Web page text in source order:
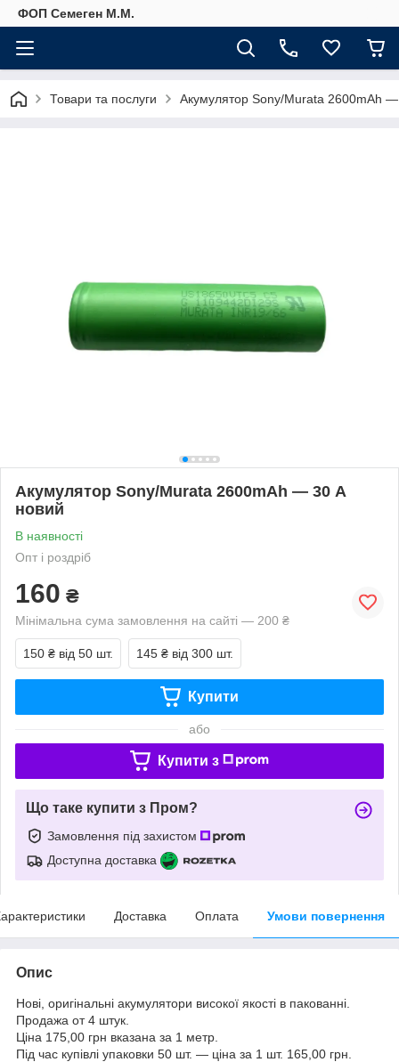
ФОП Семеген М.М.
Товари та послуги Акумулятор Sony/Murata 2600mAh
Акумулятор Sony/Murata 2600mAh — 30 А
новий
В наявності
Опт і роздріб
160 ₴
Мінімальна сума замовлення на сайті — 200 ₴
150 ₴ від 50 шт. 145 ₴ від 300 шт.
Купити
або
Купити з
Що таке купити з Пром?
Замовлення під захистом
Доступна доставка
Доставка Оплата Умови повернення
Опис
Нові, оригінальні акумулятори високої якості в пакованні.
Продажа от 4 штук.
Ціна 175,00 грн вказана за 1 метр.
Під час купівлі упаковки 50 шт. — ціна за 1 шт. 165,00 грн.